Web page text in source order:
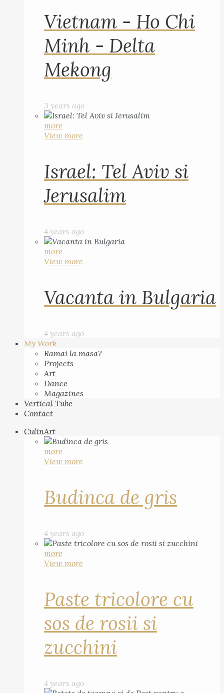
Vietnam - Ho Chi
Minh - Delta
Mekong
3 years ago
more
View more
Israel: Tel Aviv si
Jerusalim
4 years ago
more
View more
Vacanta in Bulgaria
4 years ago
My Work
Ramai la masa?
Projects
Art
Dance
Magazines
Vertical Tube
Contact
CulinArt
more
View more
Budinca de gris
4 years ago
more
View more
Paste tricolore cu
sos de rosii si
zucchini
4 years ago